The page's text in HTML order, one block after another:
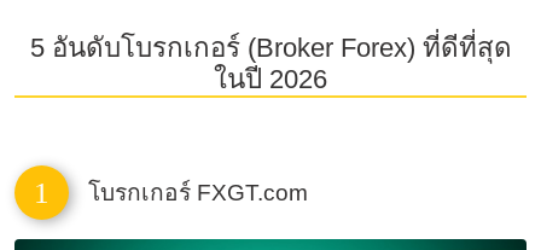
5 อันดับโบรกเกอร์ (Broker Forex) ที่ดีที่สุด
ในปี 2026
1 โบรกเกอร์ FXGT.com